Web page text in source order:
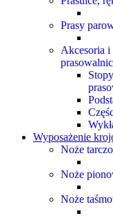
Prasy
Akcesoria i
Wyposażenie
Noże
Noże
Noże